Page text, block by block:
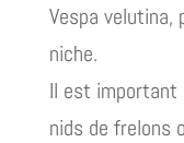
Vespa velutina,
niche.
Il est important
nids de frelons